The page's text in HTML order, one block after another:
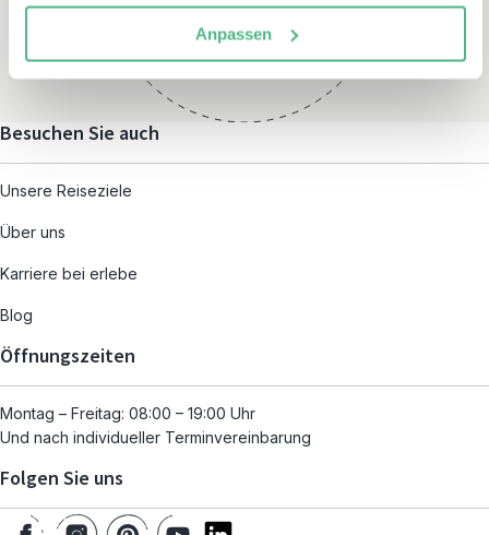
Anpassen
und nach individueller
Terminvereinbarung
Besuchen Sie auch
Unsere Reiseziele
Über uns
Karriere bei erlebe
Blog
Öffnungszeiten
Montag – Freitag: 08:00 – 19:00 Uhr
Und nach individueller Terminvereinbarung
Folgen Sie uns